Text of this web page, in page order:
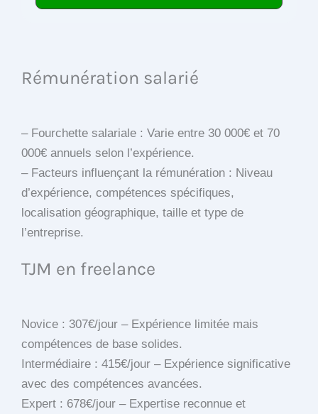
Rémunération salarié
– Fourchette salariale : Varie entre 30 000€ et 70
000€ annuels selon l’expérience.
– Facteurs influençant la rémunération : Niveau
d’expérience, compétences spécifiques,
localisation géographique, taille et type de
l’entreprise.
TJM en freelance
Novice : 307€/jour – Expérience limitée mais
compétences de base solides.
Intermédiaire : 415€/jour – Expérience significative
avec des compétences avancées.
Expert : 678€/jour – Expertise reconnue et